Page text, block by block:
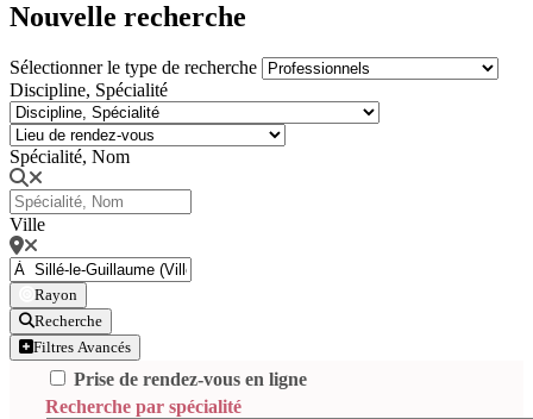
Nouvelle recherche
Sélectionner le type de recherche
Discipline, Spécialité
Spécialité, Nom
Ville
Rayon
Recherche
Filtres Avancés
Prise de rendez-vous en ligne
Recherche par spécialité